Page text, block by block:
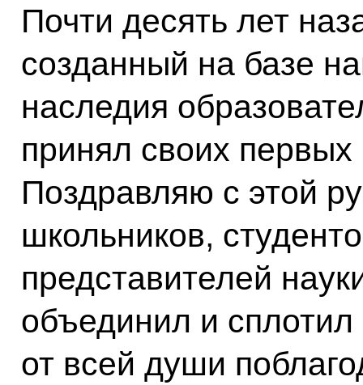
Почти десять лет
созданный на базе
наследия
принял своих первых
Поздравляю с этой
школьников,
представителей
объединил и
от всей души